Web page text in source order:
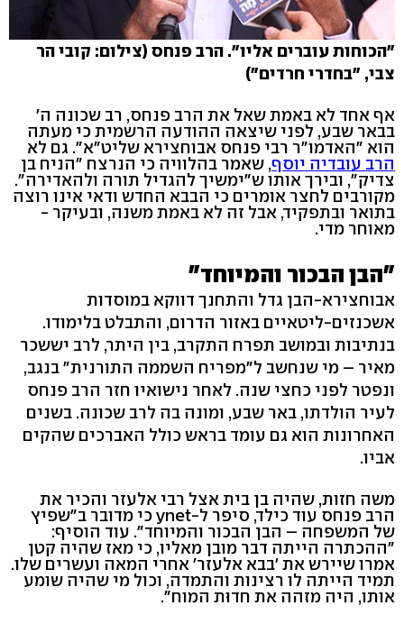
"הכוחות עוברים אליו". הרב פנחס (צילום: קובי הר
צבי, "בחדרי חרדים")
אף אחד לא באמת שאל את הרב פנחס, רב שכונה ה'
בבאר שבע, לפני שיצאה ההודעה הרשמית כי מעתה
הוא "האדמו"ר רבי פנחס אבוחצירא שליט"א". גם לא
הרב עובדיה יוסף, שאמר בהלוויה כי הנרצח "הניח בן
צדיק", ובירך אותו ש"ימשיך להגדיל תורה ולהאדירה".
מקורבים לחצר אומרים כי הבבא החדש ודאי אינו רוצה
בתואר ובתפקיד, אבל זה לא באמת משנה, ובעיקר -
מאוחר מדי.
"הבן הבכור והמיוחד"
אבוחצירא-הבן גדל והתחנך דווקא במוסדות
אשכנזים-ליטאיים באזור הדרום, והתבלט בלימודו.
בנתיבות ובמושב תפרח התקרב, בין היתר, לרב יששכר
מאיר – מי שנחשב ל"מפריח השממה התורנית" בנגב,
ונפטר לפני כחצי שנה. לאחר נישואיו חזר הרב פנחס
לעיר הולדתו, באר שבע, ומונה בה לרב שכונה. בשנים
האחרונות הוא גם עומד בראש כולל האברכים שהקים
אביו.
משה חזות, שהיה בן בית אצל רבי אלעזר והכיר את
הרב פנחס עוד כילד, סיפר ל-ynet כי מדובר ב"שפיץ
של המשפחה – הבן הבכור והמיוחד". עוד הוסיף:
"ההכתרה הייתה דבר מובן מאליו, כי מאז שהיה קטן
אמרו שיירש את 'בבא אלעזר' אחרי המאה ועשרים שלו.
תמיד הייתה לו רצינות והתמדה, וכול מי שהיה שומע
אותו, היה מזהה את חדוּת המוח".